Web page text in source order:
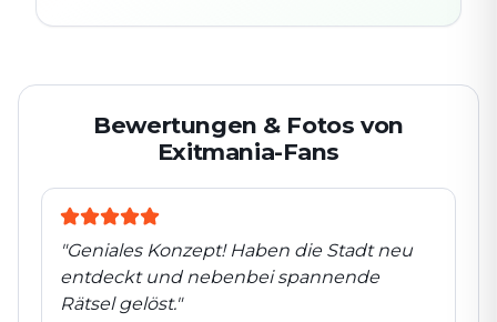
Bewertungen & Fotos von
Exitmania-Fans
"Geniales Konzept! Haben die Stadt neu
entdeckt und nebenbei spannende
Rätsel gelöst."